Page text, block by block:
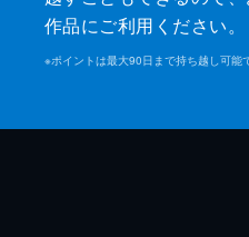
作品にご利用ください。
※ポイントは最大90日まで持ち越し可能